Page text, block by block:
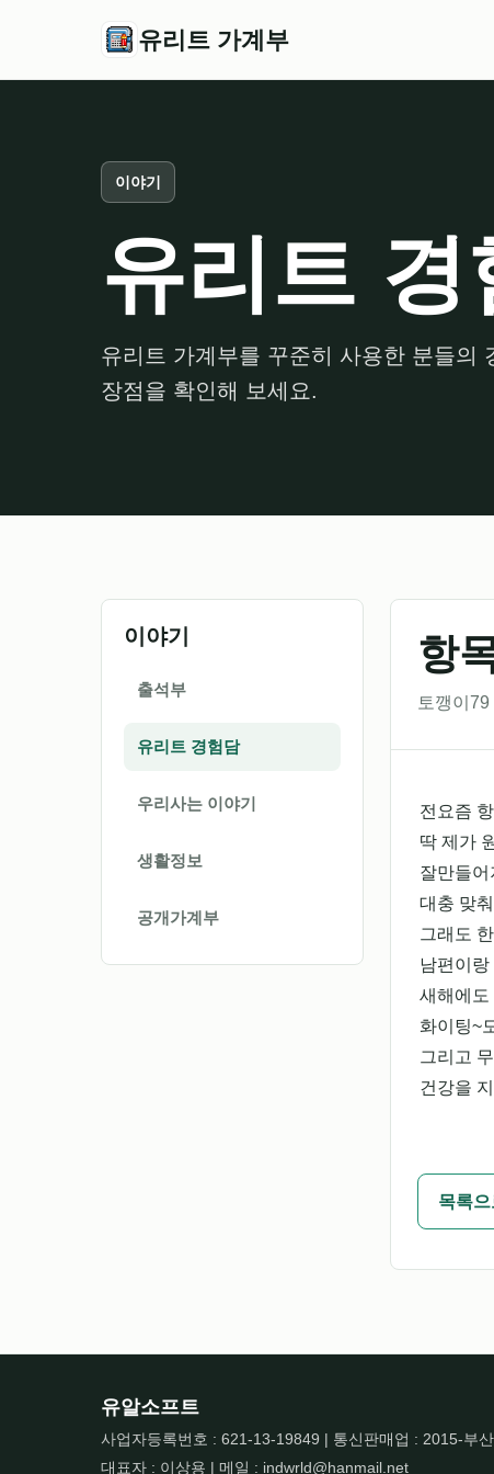
유리트 가계부
이야기
유리트 경
유리트 가계부를 꾸준히 사용한 분들의
장점을 확인해 보세요.
이야기
출석부
유리트 경험담
우리사는 이야기
생활정보
공개가계부
항
토깽이
전요즘
딱 제가
잘만들
대충 맞
그래도
남편이
새해에도
화이팅~
그리고
건강을
목록으
유알소프트
사업자등록번호 : 621-13-19849 | 통신판매업 : 2015-부
대표자 : 이상용 | 메일 : indwrld@hanmail.net